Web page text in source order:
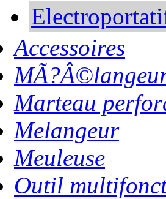
Accessoires
Marteau
Melangeur
Meuleuse
Outil